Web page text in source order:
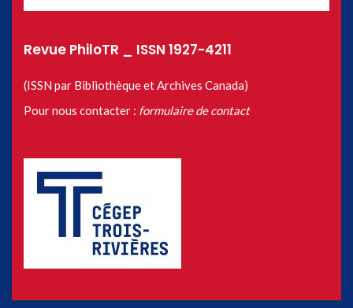
Revue PhiloTR _ ISSN 1927-4211
(ISSN par Bibliothèque et Archives Canada)
Pour nous contacter : formulaire de contact